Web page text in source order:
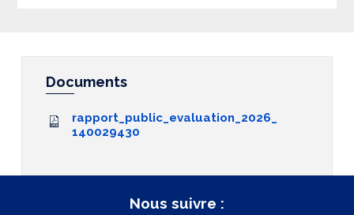
Documents
rapport_public_evaluation_2026_
140029430
Nous suivre :